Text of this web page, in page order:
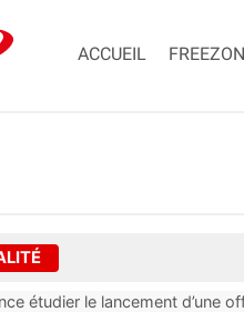
ACCUEIL
étudier le lancement d’une